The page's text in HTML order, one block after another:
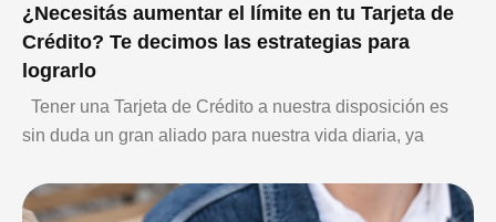
¿Necesitás aumentar el límite en tu Tarjeta de
Crédito? Te decimos las estrategias para
lograrlo
Tener una Tarjeta de Crédito a nuestra disposición es
sin duda un gran aliado para nuestra vida diaria, ya